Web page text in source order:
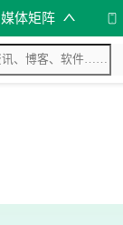
媒体矩阵